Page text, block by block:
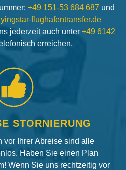
+49 151-53 684 687 und
flughafentransfer.de
jederzeit auch unter +49 6142
erreichen.
STORNIERUNG
vor Ihrer Abreise sind alle
Haben Sie einen Plan
Wenn Sie uns rechtzeitig vor